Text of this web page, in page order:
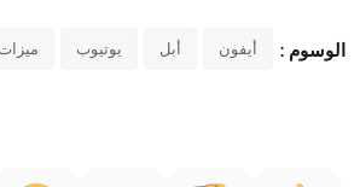
الوسوم : أيفون أبل يوتيوب ميزات